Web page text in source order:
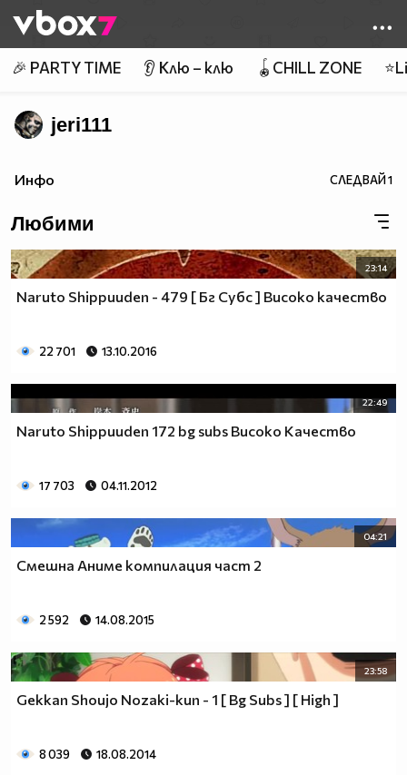
👾
🎉 PARTY TIME 👂 Клю – клю 🪀CHILL ZONE
jeri111
Инфо СЛЕДВАЙ1
Любими
23:14
Naruto Shippuuden - 479 [ Бг Субс ] Високо качество
22 701 13.10.2016
22:49
Naruto Shippuuden 172 bg subs Високо Качество
17 703 04.11.2012
04:21
Смешна Аниме компилация част 2
2 592 14.08.2015
23:58
Gekkan Shoujo Nozaki-kun - 1 [ Bg Subs ] [ High ]
8 039 18.08.2014